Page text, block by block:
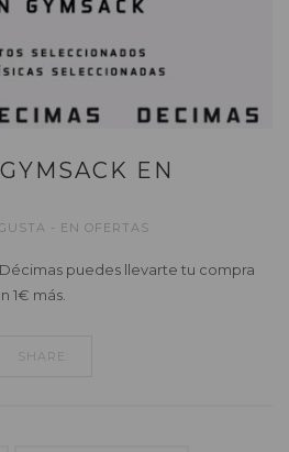
EN
EN OFERTAS
puedes llevarte tu compra
1€ más.
SHARE: